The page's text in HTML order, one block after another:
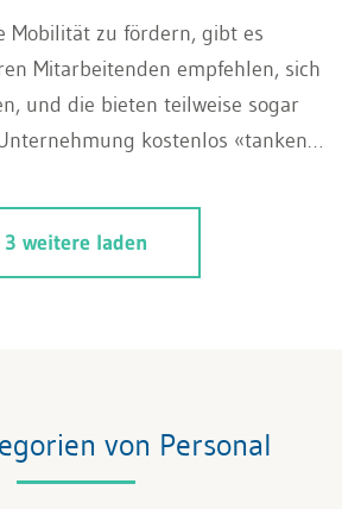
Mobilität zu fördern, gibt es
Mitarbeitenden empfehlen, sich
und die bieten teilweise sogar
kostenlos «tanken»
aus, und welche
rund um das Thema ergeben für
Arbeitnehmende Sinn?
3 weitere laden
von Personal